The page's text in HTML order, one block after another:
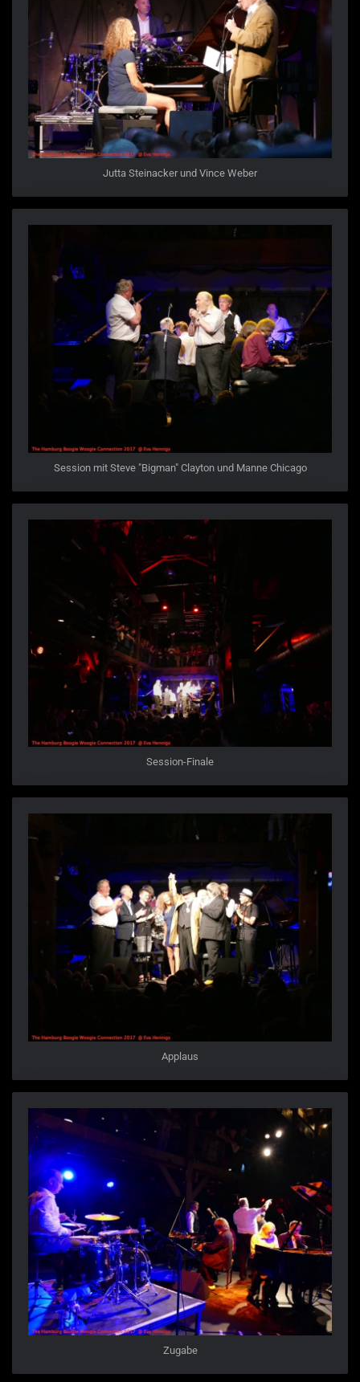
Jutta Steinacker und Vince Weber
Session mit Steve "Bigman" Clayton und Manne Chicago
Session-Finale
Applaus
Zugabe